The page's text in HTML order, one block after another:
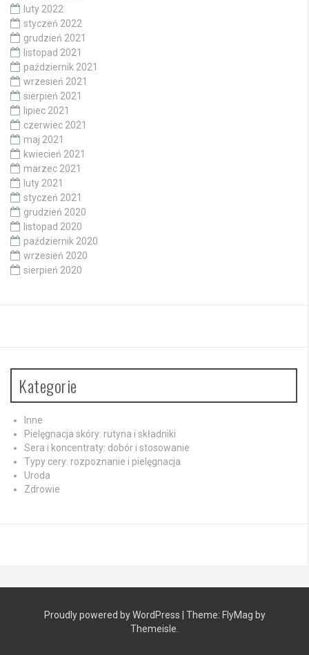
luty 2022
styczeń 2022
grudzień 2021
listopad 2021
październik 2021
wrzesień 2021
sierpień 2021
lipiec 2021
czerwiec 2021
maj 2021
kwiecień 2021
marzec 2021
luty 2021
styczeń 2021
grudzień 2020
listopad 2020
październik 2020
wrzesień 2020
sierpień 2020
Kategorie
Inne
Pielęgnacja skóry: rutyna i składniki
Sera i koncentraty: dobór i stosowanie
Typy cery: rozpoznanie i pielęgnacja
Uroda
Zdrowie
Proudly powered by WordPress Theme: FlyMag by
Themeisle.